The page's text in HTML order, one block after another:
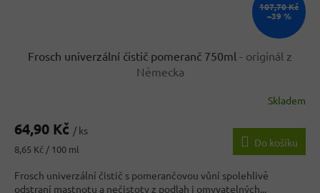
107,70 Kč
–39 %
Frosch univerzální čistič pomeranč 750ml - originál z
Německa
produktu
3,7
z
5
Skladem
64,90 Kč / ks
Měrná
8,65 Kč / 100 ml
Do košíku
Frosch univerzální čistič s pomerančovou vůní spolehlivě
odstraní mastnotu a nečistoty z podlah i omyvatelných...